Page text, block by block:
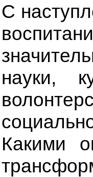
С
науки,
Какими